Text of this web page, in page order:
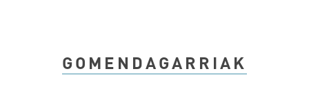
GOMENDAGARRIAK